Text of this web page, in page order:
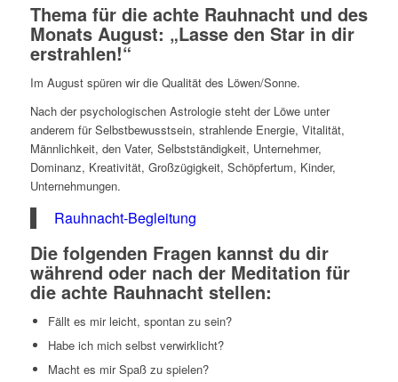
Thema für die achte Rauhnacht und des
Monats August: „Lasse den Star in dir
erstrahlen!“
Im August spüren wir die Qualität des Löwen/Sonne.
Nach der psychologischen Astrologie steht der Löwe unter
anderem für Selbstbewusstsein, strahlende Energie, Vitalität,
Männlichkeit, den Vater, Selbstständigkeit, Unternehmer,
Dominanz, Kreativität, Großzügigkeit, Schöpfertum, Kinder,
Unternehmungen.
Rauhnacht-Begleitung
Die folgenden Fragen kannst du dir
während oder nach der Meditation für
die achte Rauhnacht stellen:
Fällt es mir leicht, spontan zu sein?
Habe ich mich selbst verwirklicht?
Macht es mir Spaß zu spielen?